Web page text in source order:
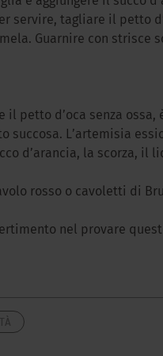
servire, tagliare il petto
Guarnire con strisce
il petto d’oca senza
succosa. L’artemisia
d’arancia, la scorza, il
rosso o cavoletti di
nel provare